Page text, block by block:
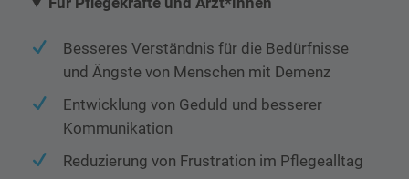
Besseres Verständnis für die Bedürfnisse
und Ängste von Menschen mit Demenz
Entwicklung von Geduld und besserer
Kommunikation
Reduzierung von Frustration im Pflegealltag